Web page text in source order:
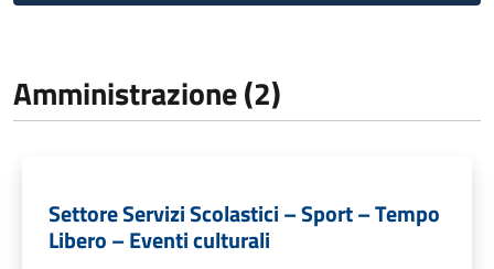
Amministrazione (2)
Settore Servizi Scolastici – Sport – Tempo
Libero – Eventi culturali